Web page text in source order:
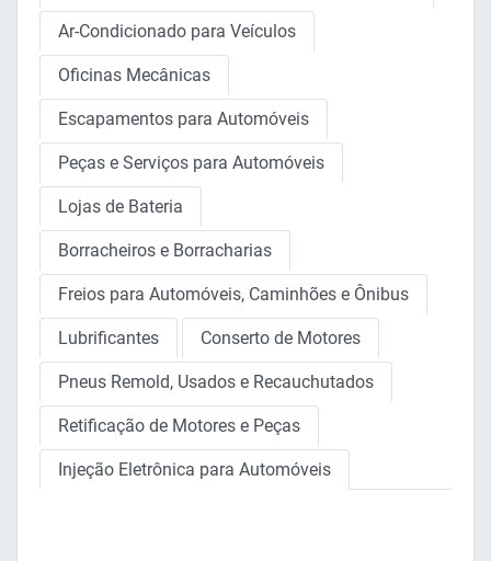
Ar-Condicionado para Veículos
Oficinas Mecânicas
Escapamentos para Automóveis
Peças e Serviços para Automóveis
Lojas de Bateria
Borracheiros e Borracharias
Freios para Automóveis, Caminhões e Ônibus
Lubrificantes Conserto de Motores
Pneus Remold, Usados e Recauchutados
Retificação de Motores e Peças
Injeção Eletrônica para Automóveis